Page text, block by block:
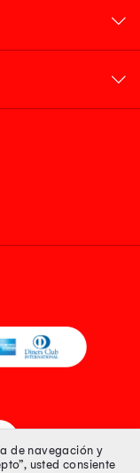
de navegación y
usted consiente